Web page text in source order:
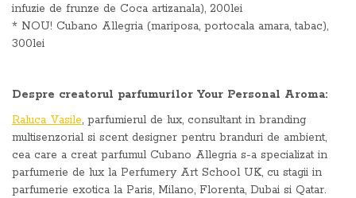
infuzie de frunze de Coca artizanala), 200lei
* NOU! Cubano Allegria (mariposa, portocala amara, tabac),
300lei
Despre creatorul parfumurilor Your Personal Aroma:
Raluca Vasile, parfumierul de lux, consultant in branding
multisenzorial si scent designer pentru branduri de ambient,
cea care a creat parfumul Cubano Allegria s-a specializat in
parfumerie de lux la Perfumery Art School UK, cu stagii in
parfumerie exotica la Paris, Milano, Florenta, Dubai si Qatar.